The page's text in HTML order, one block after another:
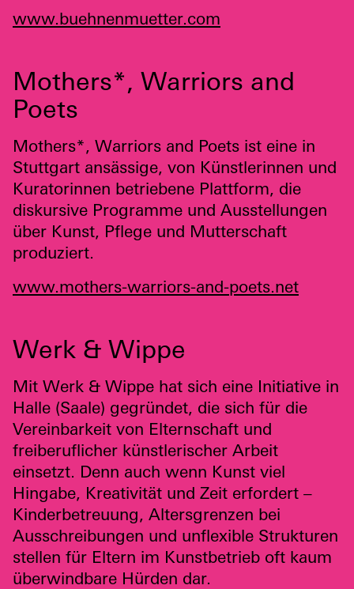
www.buehnenmuetter.com
Mothers*, Warriors and
Poets
Mothers*, Warriors and Poets ist eine in
Stuttgart ansässige, von Künstlerinnen und
Kuratorinnen betriebene Plattform, die
diskursive Programme und Ausstellungen
über Kunst, Pflege und Mutterschaft
produziert.
www.mothers-warriors-and-poets.net
Werk & Wippe
Mit Werk & Wippe hat sich eine Initiative in
Halle (Saale) gegründet, die sich für die
Vereinbarkeit von Elternschaft und
freiberuflicher künstlerischer Arbeit
einsetzt. Denn auch wenn Kunst viel
Hingabe, Kreativität und Zeit erfordert –
Kinderbetreuung, Altersgrenzen bei
Ausschreibungen und unflexible Strukturen
stellen für Eltern im Kunstbetrieb oft kaum
überwindbare Hürden dar.